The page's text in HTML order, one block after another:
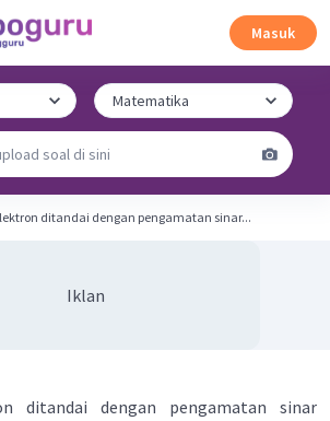
Masuk
ditandai dengan pengamatan sinar...
Iklan
ditandai dengan pengamatan sinar